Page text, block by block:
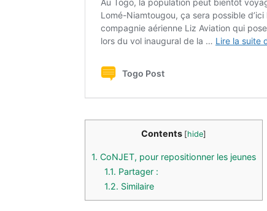
Contents [hide]
1. CoNJET, pour repositionner les jeunes
1.1. Partager :
1.2. Similaire